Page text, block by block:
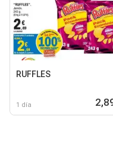
RUFFLES
1 día